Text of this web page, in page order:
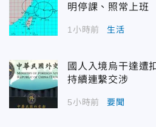
明停課、照常上班
1小時前 生活
國人入境烏干達遭
持續連繫交涉
5小時前 要聞